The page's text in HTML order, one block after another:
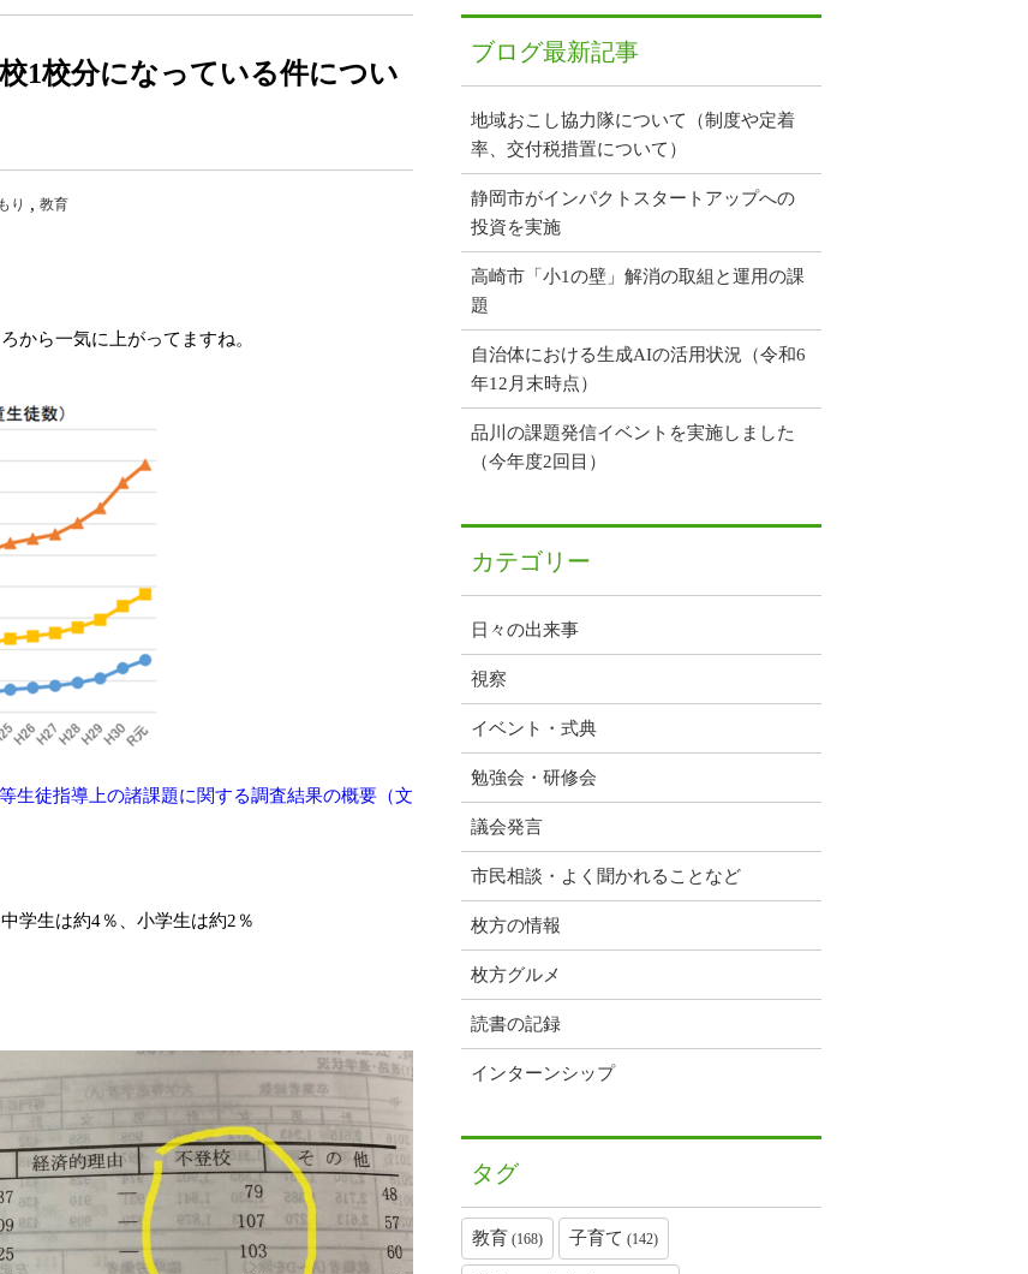
1校分になっている件につい
り 教育
から一気に上がってますね。
生徒指導上の諸課題に関する調査結果の概要（文
学生は約4％、小学生は約2％
ブログ最新記事
地域おこし協力隊について（制度や定着
率、交付税措置について）
静岡市がインパクトスタートアップへの
投資を実施
高崎市「小1の壁」解消の取組と運用の課
題
自治体における生成AIの活用状況（令和6
年12月末時点）
品川の課題発信イベントを実施しました
（今年度2回目）
カテゴリー
日々の出来事
視察
イベント・式典
勉強会・研修会
議会発言
市民相談・よく聞かれることなど
枚方の情報
枚方グルメ
読書の記録
インターンシップ
タグ
教育 (168) 子育て (142)